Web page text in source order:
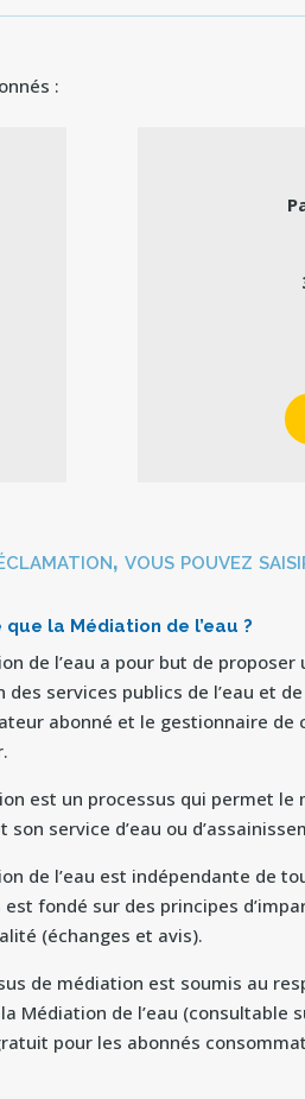
:
vous pouvez
que la Médiation de l’eau ?
de l’eau a pour but de
des services publics de l’eau et
abonné et le gestionnaire
est un processus qui permet
son service d’eau ou
de l’eau est indépendante de
est fondé sur des principes
(échanges et avis).
de médiation est soumis au
Médiation de l’eau
pour les abonnés